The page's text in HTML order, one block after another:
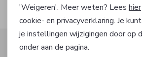
Altijd als eerste op de hoogte
'Weigeren'. Meer weten? Lees hier
cookie- en privacyverklaring. Je
je instellingen wijzigingen door op
onder aan de pagina.